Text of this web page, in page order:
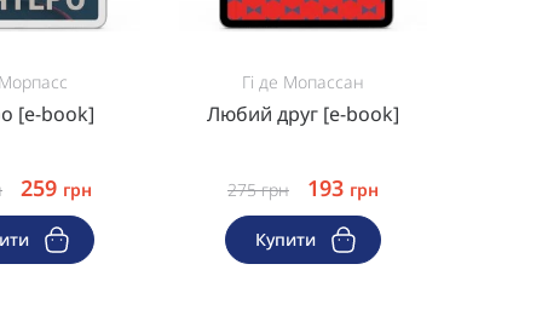
[e-book]
259 грн
Гі де Мопассан
Любий друг [e-book]
275грн 193 грн
Купити